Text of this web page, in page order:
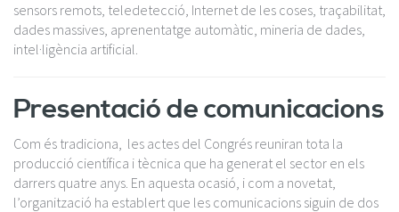
sensors remots, teledetecció, Internet de les coses, traçabilitat,
dades massives, aprenentatge automàtic, mineria de dades,
intel·ligència artificial.
Presentació de comunicacions
Com és tradiciona, les actes del Congrés reuniran tota la
producció científica i tècnica que ha generat el sector en els
darrers quatre anys. En aquesta ocasió, i com a novetat,
l’organització ha establert que les comunicacions siguin de dos